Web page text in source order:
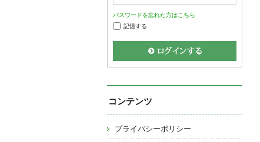
パスワードを忘れた方はこちら
記憶する
コンテンツ
プライバシーポリシー